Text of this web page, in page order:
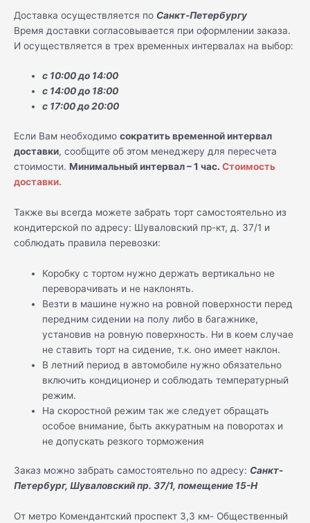
Доставка осуществляется по Санкт-Петербургу
Время доставки согласовывается при оформлении заказа.
И осуществляется в трех временных интервалах на выбор:
с 10:00 до 14:00
с 14:00 до 18:00
с 17:00 до 20:00
Если Вам необходимо сократить временной интервал
доставки, сообщите об этом менеджеру для пересчета
стоимости. Минимальный интервал – 1 час. Стоимость
доставки.
Также вы всегда можете забрать торт самостоятельно из
кондитерской по адресу: Шуваловский пр-кт, д. 37/1 и
соблюдать правила перевозки:
Коробку с тортом нужно держать вертикально не
переворачивать и не наклонять.
Везти в машине нужно на ровной поверхности перед
передним сидении на полу либо в багажнике,
установив на ровную поверхность. Ни в коем случае
не ставить торт на сидение, т.к. оно имеет наклон.
В летний период в автомобиле нужно обязательно
включить кондиционер и соблюдать температурный
режим.
На скоростной режим так же следует обращать
особое внимание, быть аккуратным на поворотах и
не допускать резкого торможения
Заказ можно забрать самостоятельно по адресу: Санкт-
Петербург, Шуваловский пр. 37/1, помещение 15-Н
От метро Комендантский проспект 3,3 км- Общественный